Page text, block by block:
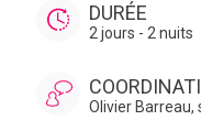
DURÉE
2 jours - 2 nuits
Olivier Barreau,